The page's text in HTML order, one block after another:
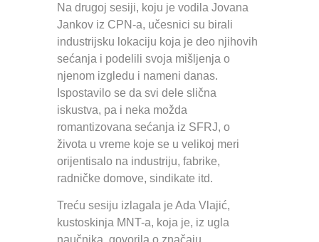
Na drugoj sesiji, koju je vodila Jovana
Jankov iz CPN-a, učesnici su birali
industrijsku lokaciju koja je deo njihovih
sećanja i podelili svoja mišljenja o
njenom izgledu i nameni danas.
Ispostavilo se da svi dele slična
iskustva, pa i neka možda
romantizovana sećanja iz SFRJ, o
života u vreme koje se u velikoj meri
orijentisalo na industriju, fabrike,
radničke domove, sindikate itd.
Treću sesiju izlagala je Ada Vlajić,
kustoskinja MNT-a, koja je, iz ugla